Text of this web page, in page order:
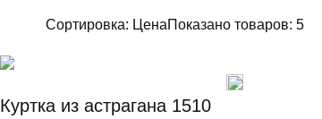
Сортировка: ЦенаПоказано товаров: 5
Куртка из астрагана 1510